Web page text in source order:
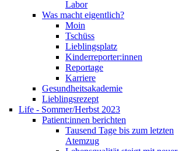
Labor
Was macht eigentlich?
Moin
Tschüss
Lieblingsplatz
Kinderreporter:innen
Reportage
Karriere
Gesundheitsakademie
Lieblingsrezept
Life - Sommer/Herbst 2023
Patient:innen berichten
Tausend Tage bis zum letzten
Atemzug